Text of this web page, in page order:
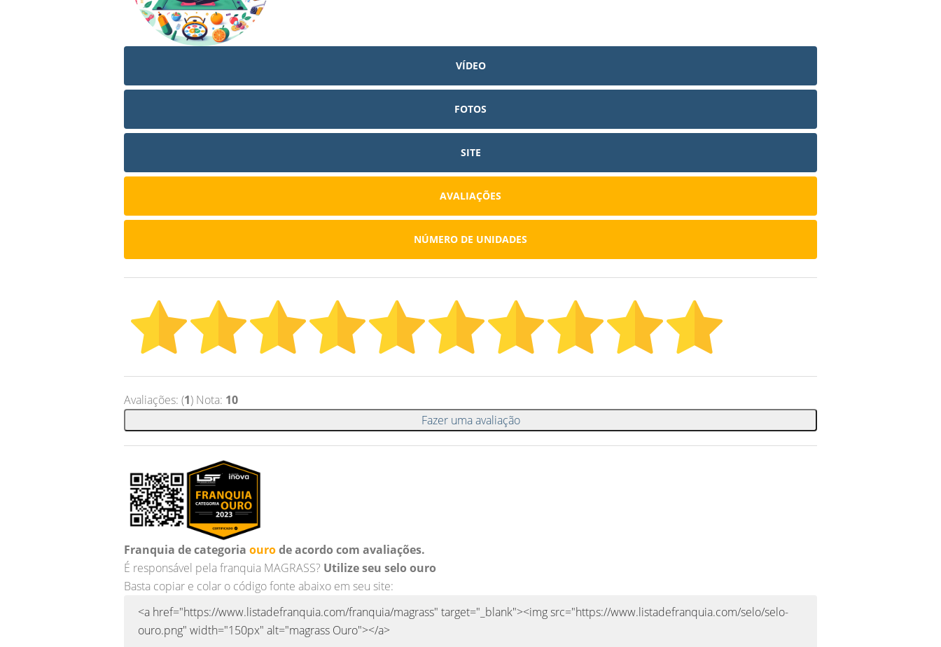
VÍDEO
FOTOS
SITE
AVALIAÇÕES
NÚMERO DE UNIDADES
Avaliações: (1) Nota: 10
Fazer uma avaliação
Franquia de categoria ourode acordo com avaliações.
É responsável pela franquia MAGRASS? Utilize seu selo ouro
Basta copiar e colar o código fonte abaixo em seu site: